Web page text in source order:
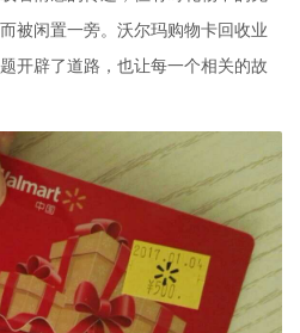
被闲置一旁。沃尔玛购物卡回收业
开辟了道路，也让每一个相关的故